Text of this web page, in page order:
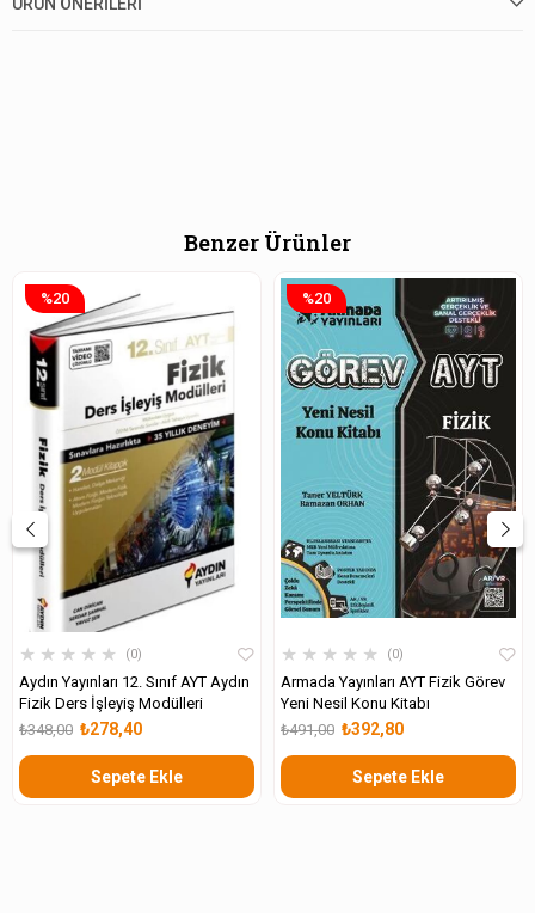
ÜRÜN ÖNERILERI
Benzer Ürünler
★ ★ ★ ★ ★ 0
Aydın Yayınları 12. Sınıf AYT Aydın
Fizik Ders İşleyiş Modülleri
₺278,40
₺348,00
Sepete Ekle
%20
★ ★ ★ ★ ★ 0
Armada Yayınları AYT Fizik Görev
Yeni Nesil Konu Kitabı
₺392,80
₺491,00
Sepete Ekle
%20